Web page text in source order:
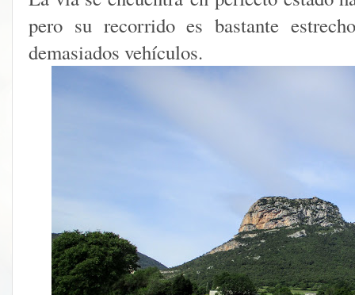
pero su recorrido es bastante
demasiados vehículos.